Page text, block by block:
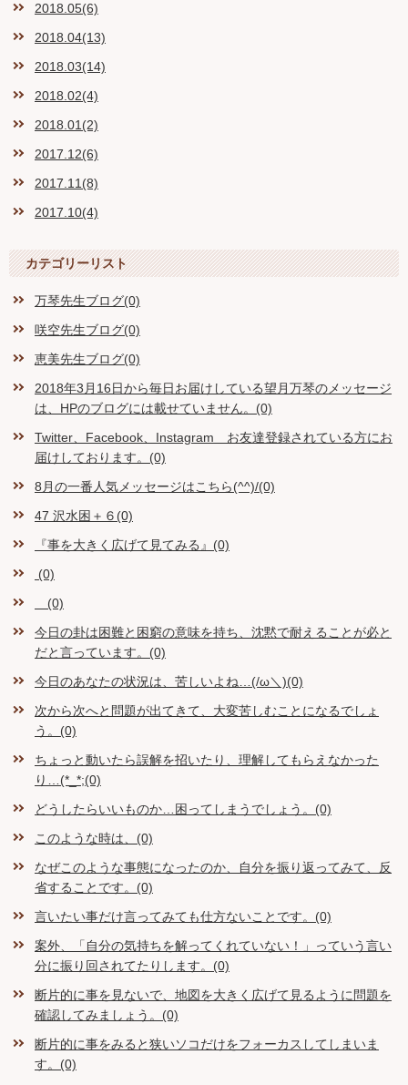
2018.05(6)
2018.04(13)
2018.03(14)
2018.02(4)
2018.01(2)
2017.12(6)
2017.11(8)
2017.10(4)
カテゴリーリスト
万琴先生ブログ(0)
咲空先生ブログ(0)
恵美先生ブログ(0)
2018年3月16日から毎日お届けしている望月万琴のメッセージ
は、HPのブログには載せていません。(0)
Twitter、Facebook、Instagram お友達登録されている方にお
届けしております。(0)
8月の一番人気メッセージはこちら(^^)/(0)
47 沢水困＋６(0)
『事を大きく広げて見てみる』(0)
(0)
(0)
今日の卦は困難と困窮の意味を持ち、沈黙で耐えることが必と
だと言っています。(0)
今日のあなたの状況は、苦しいよね…(/ω＼)(0)
次から次へと問題が出てきて、大変苦しむことになるでしょ
う。(0)
ちょっと動いたら誤解を招いたり、理解してもらえなかった
り…(*_*;(0)
どうしたらいいものか…困ってしまうでしょう。(0)
このような時は、(0)
なぜこのような事態になったのか、自分を振り返ってみて、反
省することです。(0)
言いたい事だけ言ってみても仕方ないことです。(0)
案外、「自分の気持ちを解ってくれていない！」っていう言い
分に振り回されてたりします。(0)
断片的に事を見ないで、地図を大きく広げて見るように問題を
確認してみましょう。(0)
断片的に事をみると狭いソコだけをフォーカスしてしまいま
す。(0)